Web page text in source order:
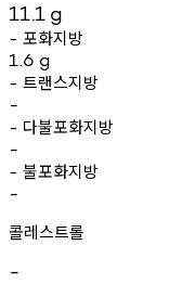
11.1 g
- 포화지방
1.6 g
- 트랜스지방
-
- 다불포화지방
-
- 불포화지방
-
콜레스트롤
-